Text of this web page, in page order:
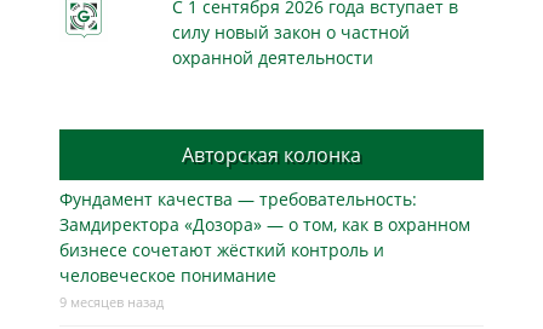
С 1 сентября 2026 года вступает в
силу новый закон о частной
охранной деятельности
Авторская колонка
Фундамент качества — требовательность:
Замдиректора «Дозора» — о том, как в охранном
бизнесe сочетают жёсткий контроль и
человеческое понимание
9 месяцев назад